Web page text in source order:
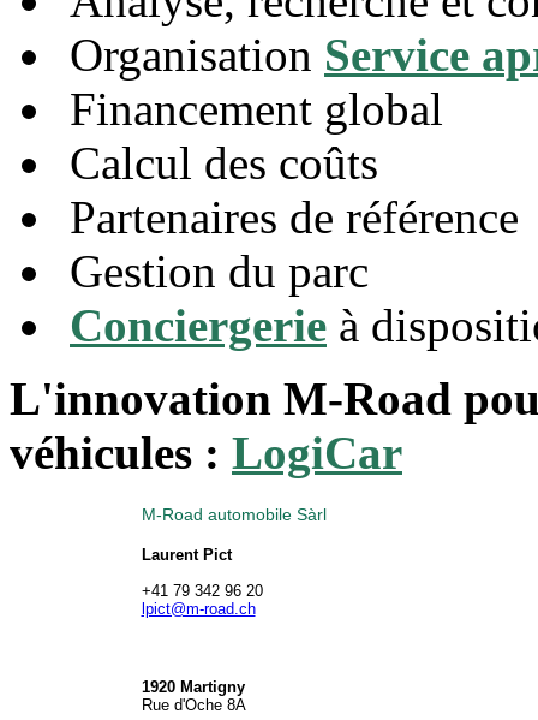
Organisation Service
Financement global
Calcul des coûts
Partenaires de référence
Gestion du parc
Conciergerie à
L'innovation M-Road
véhicules : LogiCar
M-Road automobile Sàrl
Laurent Pict
+41 79 342 96 20
lpict@m-road.ch
1920 Martigny
Rue d'Oche 8A